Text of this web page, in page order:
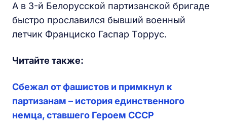
А в 3-й Белорусской партизанской бригаде
быстро прославился бывший военный
летчик Франциско Гаспар Торрус.
Читайте также:
Сбежал от фашистов и примкнул к
партизанам – история единственного
немца, ставшего Героем СССР